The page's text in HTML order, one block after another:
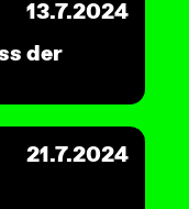
13.7.2024
der
21.7.2024